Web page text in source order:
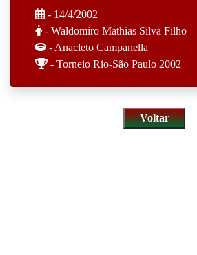
- 14/4/2002
- Waldomiro Mathias Silva Filho
- Anacleto Campanella
- Torneio Rio-São Paulo 2002